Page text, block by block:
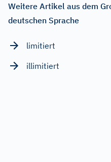
Weitere Artikel aus dem
deutschen Sprache
limitiert
illimitiert